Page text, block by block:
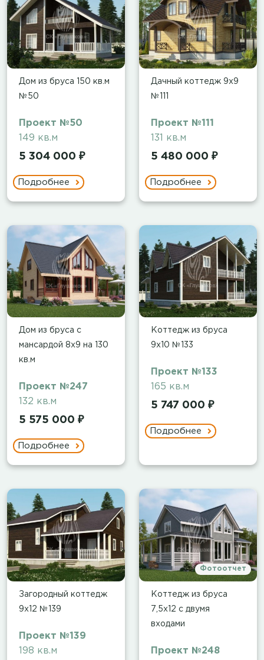
Дом из бруса 150 кв.м
№50
Проект №50
149 кв.м
5 304 000 ₽
Подробнее
Дачный коттедж 9х9
№111
Проект №111
131 кв.м
5 480 000 ₽
Подробнее
Дом из бруса с
мансардой 8х9 на 130
кв.м
Проект №247
132 кв.м
5 575 000 ₽
Подробнее
Коттедж из бруса
9х10 №133
Проект №133
165 кв.м
5 747 000 ₽
Подробнее
Загородный коттедж
9х12 №139
Проект №139
198 кв.м
Фотоотчет
Коттедж из бруса
7,5х12 с двумя
входами
Проект №248